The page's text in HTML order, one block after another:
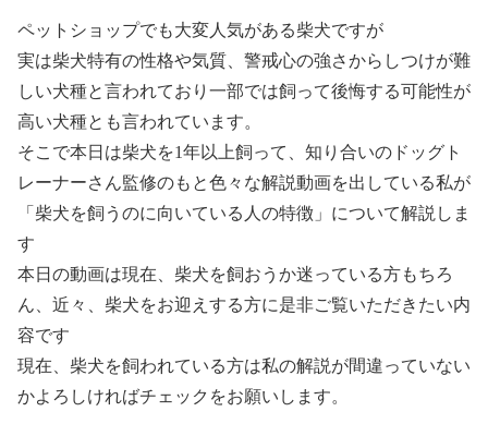
ペットショップでも大変人気がある柴犬ですが
実は柴犬特有の性格や気質、警戒心の強さからしつけが難
しい犬種と言われており一部では飼って後悔する可能性が
高い犬種とも言われています。
そこで本日は柴犬を1年以上飼って、知り合いのドッグト
レーナーさん監修のもと色々な解説動画を出している私が
「柴犬を飼うのに向いている人の特徴」について解説しま
す
本日の動画は現在、柴犬を飼おうか迷っている方もちろ
ん、近々、柴犬をお迎えする方に是非ご覧いただきたい内
容です
現在、柴犬を飼われている方は私の解説が間違っていない
かよろしければチェックをお願いします。